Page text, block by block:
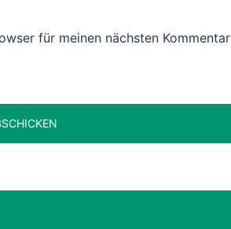
für meinen nächsten Kommentar